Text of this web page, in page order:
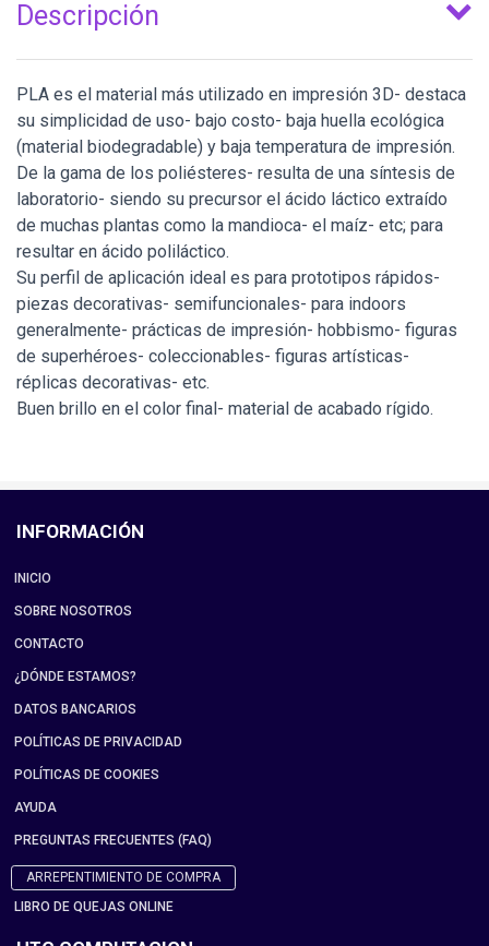
Descripción
PLA es el material más utilizado en impresión 3D- destaca
su simplicidad de uso- bajo costo- baja huella ecológica
(material biodegradable) y baja temperatura de impresión.
De la gama de los poliésteres- resulta de una síntesis de
laboratorio- siendo su precursor el ácido láctico extraído
de muchas plantas como la mandioca- el maíz- etc; para
resultar en ácido poliláctico.
Su perfil de aplicación ideal es para prototipos rápidos-
piezas decorativas- semifuncionales- para indoors
generalmente- prácticas de impresión- hobbismo- figuras
de superhéroes- coleccionables- figuras artísticas-
réplicas decorativas- etc.
Buen brillo en el color final- material de acabado rígido.
INFORMACIÓN
INICIO
SOBRE NOSOTROS
CONTACTO
¿DÓNDE ESTAMOS?
DATOS BANCARIOS
POLÍTICAS DE PRIVACIDAD
POLÍTICAS DE COOKIES
AYUDA
PREGUNTAS FRECUENTES (FAQ)
ARREPENTIMIENTO DE COMPRA
LIBRO DE QUEJAS ONLINE